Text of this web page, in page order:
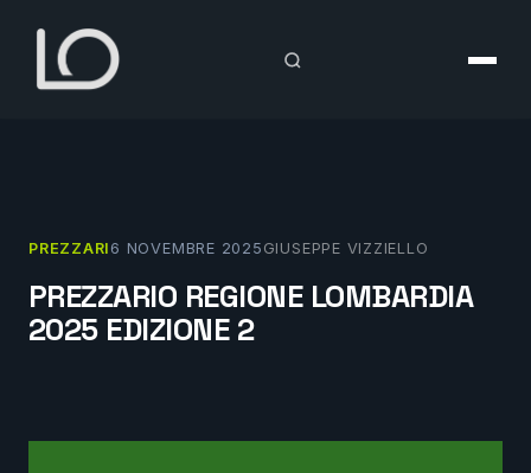
contenuto
PREZZARI 6 NOVEMBRE 2025 GIUSEPPE VIZZIELLO
PREZZARIO REGIONE LOMBARDIA
2025 EDIZIONE 2